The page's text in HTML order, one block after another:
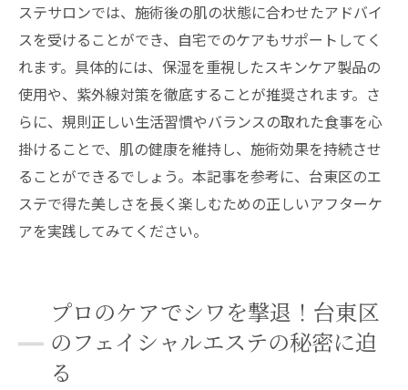
ステサロンでは、施術後の肌の状態に合わせたアドバイ
スを受けることができ、自宅でのケアもサポートしてく
れます。具体的には、保湿を重視したスキンケア製品の
使用や、紫外線対策を徹底することが推奨されます。さ
らに、規則正しい生活習慣やバランスの取れた食事を心
掛けることで、肌の健康を維持し、施術効果を持続させ
ることができるでしょう。本記事を参考に、台東区のエ
ステで得た美しさを長く楽しむための正しいアフターケ
アを実践してみてください。
プロのケアでシワを撃退！台東区
のフェイシャルエステの秘密に迫
る